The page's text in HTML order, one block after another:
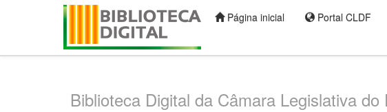
Página inicial Portal CLDF
Biblioteca Digital da Câmara Legislativa do